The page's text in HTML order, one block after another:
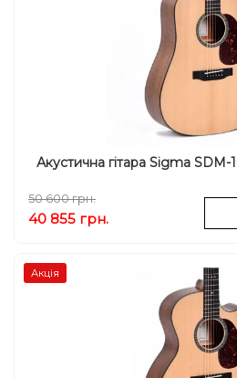
Акустична гітара Sigma
50 600 грн.
40 855 грн.
Акція